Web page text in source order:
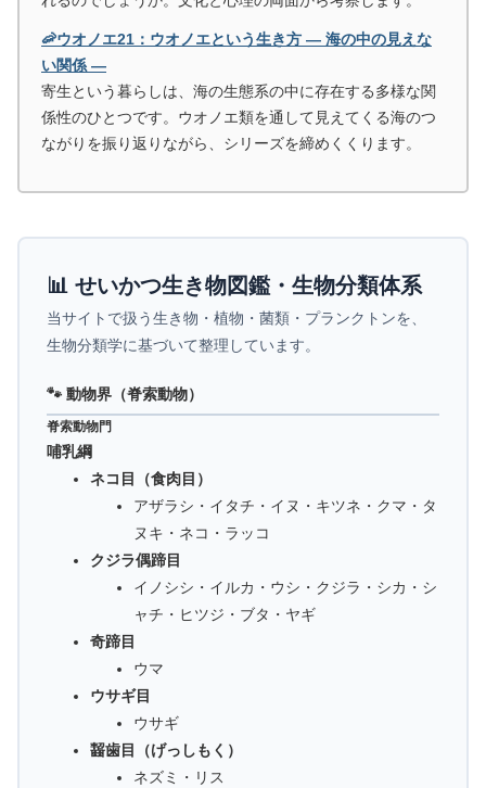
🦐ウオノエ21：ウオノエという生き方 ― 海の中の見えな
い関係 ―
寄生という暮らしは、海の生態系の中に存在する多様な関
係性のひとつです。ウオノエ類を通して見えてくる海のつ
ながりを振り返りながら、シリーズを締めくくります。
📊 せいかつ生き物図鑑・生物分類体系
当サイトで扱う生き物・植物・菌類・プランクトンを、
生物分類学に基づいて整理しています。
🐾 動物界（脊索動物）
脊索動物門
哺乳綱
ネコ目（食肉目）
アザラシ・イタチ・イヌ・キツネ・クマ・タ
ヌキ・ネコ・ラッコ
クジラ偶蹄目
イノシシ・イルカ・ウシ・クジラ・シカ・シ
ャチ・ヒツジ・ブタ・ヤギ
奇蹄目
ウマ
ウサギ目
ウサギ
齧歯目（げっしもく）
ネズミ・リス